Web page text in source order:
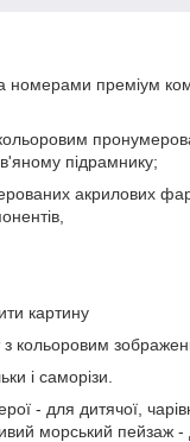
номерами преміум
підрамнику;
акрилових
картину
з кольоровим
і саморізи.
- для дитячої,
морський пейзаж